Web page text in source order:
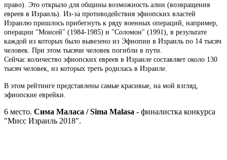
право). Это открыло для общины возможность алии (возвращения
евреев в Израиль). Из-за противодействия эфиопских властей
Израилю пришлось прибегнуть к ряду военных операций, например,
операции "Моисей" (1984-1985) и "Соломон" (1991), в результате
каждой из которых было вывезено из Эфиопии в Израиль по 14 тысяч
человек. При этом тысячи человек погибли в пути.
Сейчас количество эфиопских евреев в Израиле составляет около 130
тысяч человек, из которых треть родилась в Израиле.
В этом рейтинге представлены самые красивые, на мой взгляд,
эфиопские еврейки.
6 место. Сима Маласа / Sima Malasa - финалистка конкурса
"Мисс Израиль 2018".